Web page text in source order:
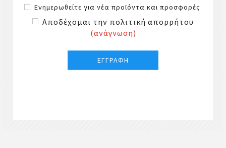
Ενημερωθείτε για νέα προϊόντα και προσφορές
Αποδέχομαι την πολιτική απορρήτου
(ανάγνωση)